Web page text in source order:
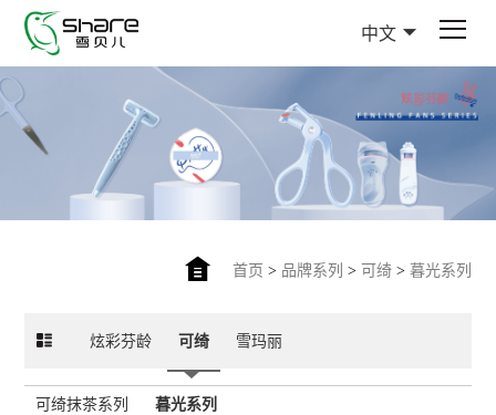
中文
首页 > 品牌系列 > 可绮> 暮光系列
炫彩芬龄 可绮 雪玛丽
可绮抹茶系列 暮光系列